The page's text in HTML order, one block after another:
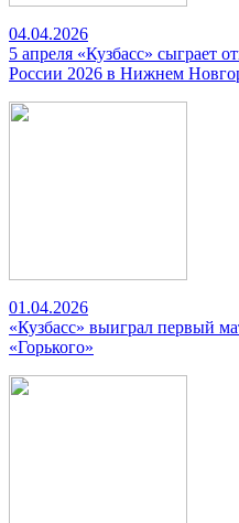
04.04.2026
5 апреля «Кузбасс» сыграет
России 2026 в Нижнем
01.04.2026
«Кузбасс» выиграл первый
«Горького»